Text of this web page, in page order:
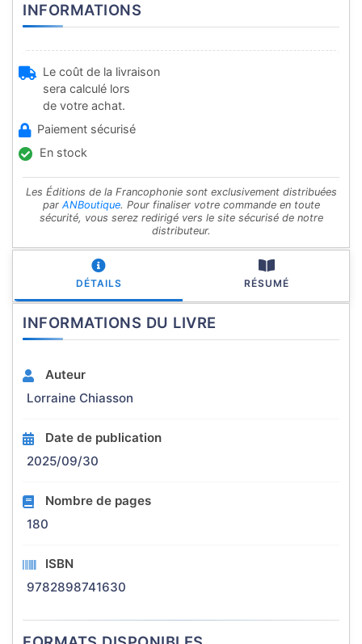
INFORMATIONS
Le coût de la livraison
sera calculé lors
de votre achat.
Paiement sécurisé
En stock
Les Éditions de la Francophonie sont exclusivement distribuées
par ANBoutique. Pour finaliser votre commande en toute
sécurité, vous serez redirigé vers le site sécurisé de notre
distributeur.
DÉTAILS RÉSUMÉ
INFORMATIONS DU LIVRE
Auteur
Lorraine Chiasson
Date de publication
2025/09/30
Nombre de pages
180
ISBN
9782898741630